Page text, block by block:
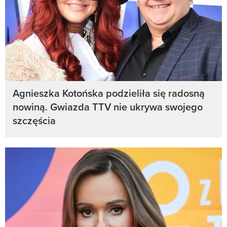
Agnieszka Kotońska podzieliła się radosną
nowiną. Gwiazda TTV nie ukrywa swojego
szczęścia